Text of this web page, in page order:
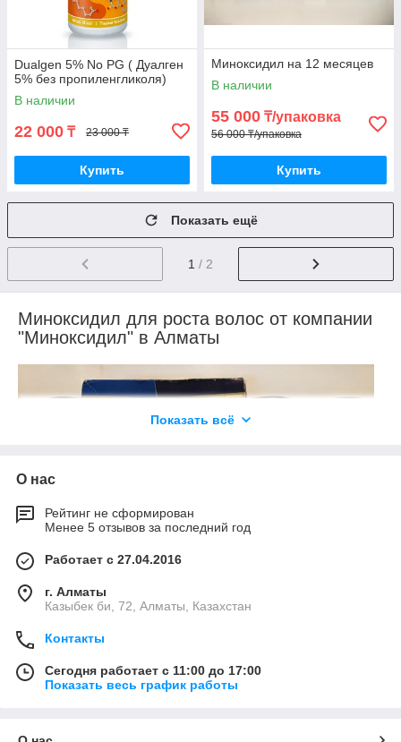
Dualgen 5% No PG ( Дуалген
5% без пропиленгликоля)
В наличии
22 000 ₸ 23 000 ₸
Купить
Миноксидил на 12 месяцев
В наличии
55 000 ₸/упаковка
56 000 ₸/упаковка
Купить
Показать ещё
1 / 2
Миноксидил для роста волос от компании
"Миноксидил" в Алматы
Миноксидил
эффективных средств для стимуляции роста волос,
используемое в лечении облысения и истончения волос. В
доказанным результатам в борьбе с выпадением волос.
Показать всё
О нас
Рейтинг не сформирован
Менее 5 отзывов за последний год
Работает с 27.04.2016
г. Алматы
Казыбек би, 72, Алматы, Казахстан
Контакты
Сегодня работает с 11:00 до 17:00
Показать весь график работы